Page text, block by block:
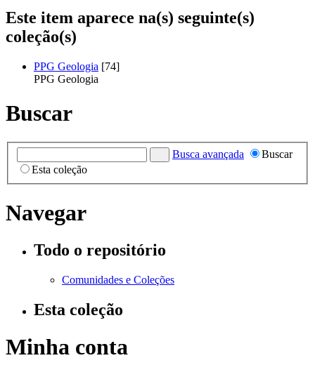
Este item aparece na(s) seguinte(s)
coleção(s)
PPG Geologia [74]
PPG Geologia
Buscar
Busca avançada
Buscar
Esta coleção
Navegar
Todo o repositório
Comunidades e Coleções
Esta coleção
Minha conta